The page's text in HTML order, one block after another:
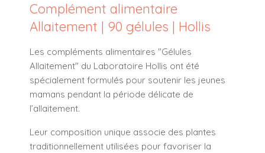
Complément alimentaire
Allaitement | 90 gélules | Hollis
Les compléments alimentaires "Gélules
Allaitement" du Laboratoire Hollis ont été
spécialement formulés pour soutenir les jeunes
mamans pendant la période délicate de
l’allaitement.
Leur composition unique associe des plantes
traditionnellement utilisées pour favoriser la